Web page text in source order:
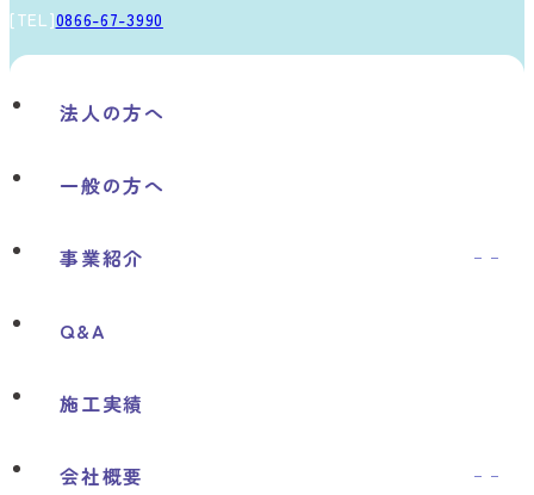
[TEL]0866-67-3990
法人の方へ
一般の方へ
事業紹介
取扱メーカー
Q&A
施工実績
会社概要